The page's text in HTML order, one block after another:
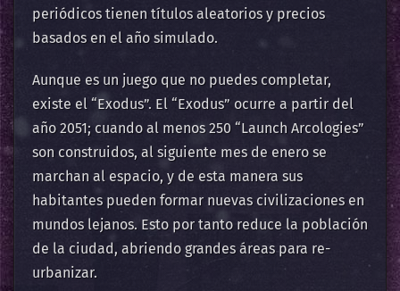
periódicos tienen títulos aleatorios y precios
basados en el año simulado.
Aunque es un juego que no puedes completar,
existe el “Exodus”. El “Exodus” ocurre a partir del
año 2051; cuando al menos 250 “Launch Arcologies”
son construidos, al siguiente mes de enero se
marchan al espacio, y de esta manera sus
habitantes pueden formar nuevas civilizaciones en
mundos lejanos. Esto por tanto reduce la población
de la ciudad, abriendo grandes áreas para re-
urbanizar.